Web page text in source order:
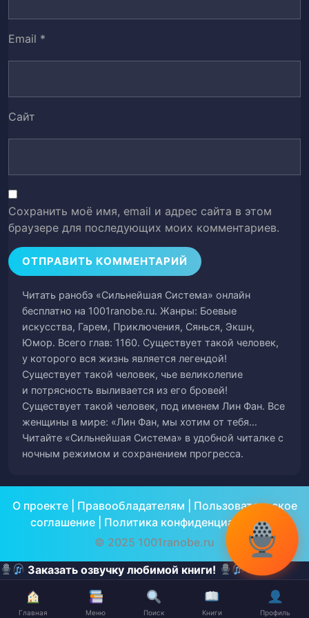
39 Глава 38. Под кайфом от лекарств.
42
45 Глава 44. Лин Фан становится учителем.
Глава 45. Вы то, чем я скажу вам быть!
47
Глава 46. Разве вы не можете взглянуть
в саму суть.
48
Глава 47. Как квалификация всех этих
учителей вообще может быть сравнима
с моей?
Глава 48. Выпячивание вашего
превосходства, заставит вас страдать.
50
образ учителя, оставляет глубокое
впечатление на окружающих.
Глава 50. Уничтожить вас всех с самой
52
Глава 51. Ярчайшая личность, которая
освещает всех своим сиянием.
Email *
Сайт
Сохранить моё имя, email и адрес сайта в этом
браузере для последующих моих комментариев.
Читать ранобэ «Сильнейшая Система» онлайн
бесплатно на 1001ranobe.ru. Жанры: Боевые
искусства, Гарем, Приключения, Сянься, Экшн,
Юмор. Всего глав: 1160. Существует такой человек,
у которого вся жизнь является легендой!
Существует такой человек, чье великолепие
и потрясность выливается из его бровей!
Существует такой человек, под именем Лин Фан. Все
женщины в мире: «Лин Фан, мы хотим от тебя…
Читайте «Сильнейшая Система» в удобной читалке с
ночным режимом и сохранением прогресса.
О проекте| Правообладателям
Пользовательское
соглашение| Политика конфиденциальности
© 2025 1001ranobe.ru
Заказать озвучку любимой книги!
Главная Меню Поиск Книги Профиль